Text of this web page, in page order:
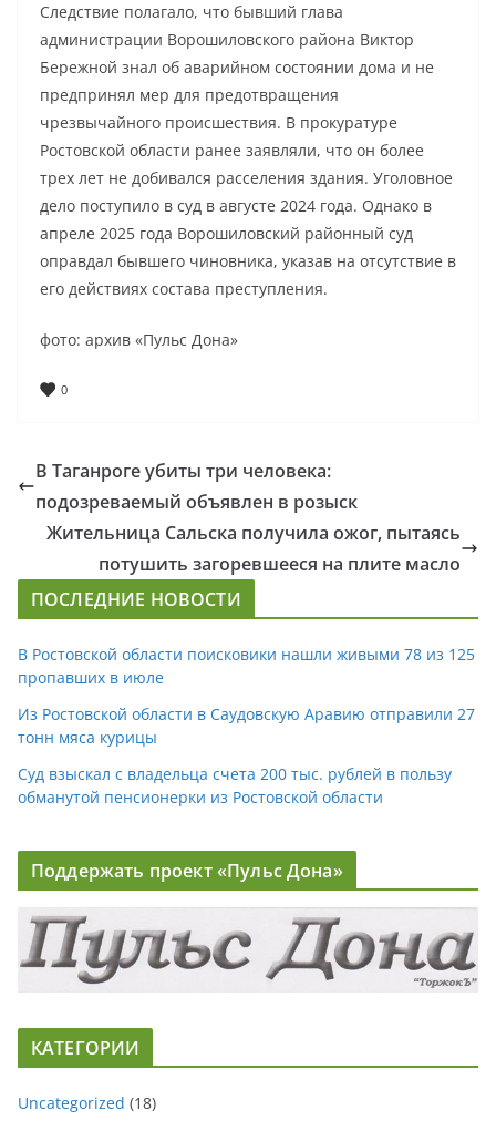
Следствие полагало, что бывший глава
администрации Ворошиловского района Виктор
Бережной знал об аварийном состоянии дома и не
предпринял мер для предотвращения
чрезвычайного происшествия. В прокуратуре
Ростовской области ранее заявляли, что он более
трех лет не добивался расселения здания. Уголовное
дело поступило в суд в августе 2024 года. Однако в
апреле 2025 года Ворошиловский районный суд
оправдал бывшего чиновника, указав на отсутствие в
его действиях состава преступления.
фото: архив «Пульс Дона»
0
В Таганроге убиты три человека:
подозреваемый объявлен в розыск
Жительница Сальска получила ожог, пытаясь
потушить загоревшееся на плите масло
ПОСЛЕДНИЕ НОВОСТИ
В Ростовской области поисковики нашли живыми 78 из 125
пропавших в июле
Из Ростовской области в Саудовскую Аравию отправили 27
тонн мяса курицы
Суд взыскал с владельца счета 200 тыс. рублей в пользу
обманутой пенсионерки из Ростовской области
Поддержать проект «Пульс Дона»
КАТЕГОРИИ
Uncategorized (18)